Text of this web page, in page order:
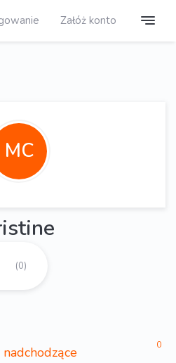
Załóż konto
MC
(0)
0